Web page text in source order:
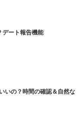
デート報告機能
いの？時間の確認＆自然な